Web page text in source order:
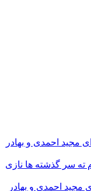
مجید احمدی و بهادر
ته سر گذشته ها نازی
مجید احمدی و بهادر